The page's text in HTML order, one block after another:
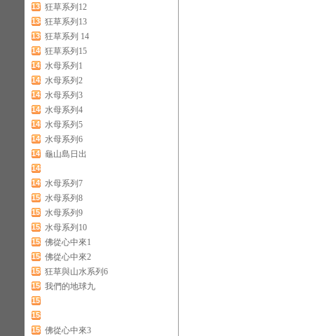
137 狂草系列12
138 狂草系列13
139 狂草系列 14
140 狂草系列15
141 水母系列1
142 水母系列2
143 水母系列3
144 水母系列4
145 水母系列5
146 水母系列6
147 龜山島日出
148
149 水母系列7
150 水母系列8
151 水母系列9
152 水母系列10
153 佛從心中來1
154 佛從心中來2
155 狂草與山水系列6
156 我們的地球九
157
158
159 佛從心中來3